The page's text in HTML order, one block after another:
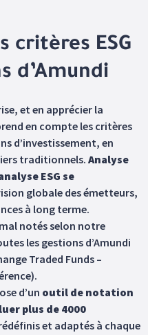
critères ESG
d’Amundi
et en apprécier la
en compte les critères
d’investissement, en
traditionnels. Analyse
ESG se
globale des émetteurs,
à long terme.
notés selon notre
les gestions d’Amundi
Traded Funds –
d’un outil de notation
plus de 4000
et adaptés à chaque